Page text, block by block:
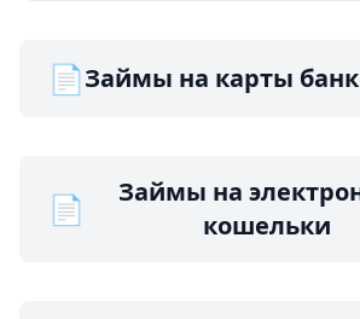
📄Займы на карты
📄
Займы на
кошельки